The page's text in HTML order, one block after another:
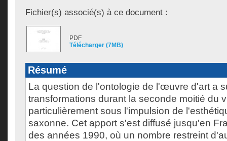
Fichier(s) associé(s) à ce document :
PDF
Télécharger (7MB)
Résumé
La question de l'ontologie de l'œuvre d'art a
transformations durant la seconde moitié du
particulièrement sous l'impulsion de
saxonne. Cet apport s'est diffusé jusqu'en
des années 1990, où un nombre restreint